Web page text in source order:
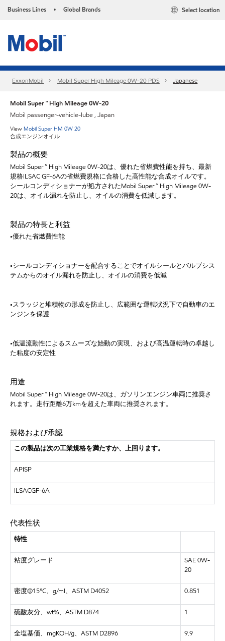
Business Lines • Global Brands Select location
ExxonMobil Mobil Super High Mileage 0W-20 PDS Japanese
Mobil Super ™ High Mileage 0W-20
Mobil passenger-vehicle-lube , Japan
View Mobil Super HM 0W 20
合成エンジンオイル
製品の概要
Mobil Super ™ High Mileage 0W-20は、優れた省燃費性能を持ち、最新
規格ILSAC GF-6Aの省燃費規格に合格した高性能な合成オイルです。
シールコンディショナーが処方されたMobil Super ™ High Mileage 0W-
20は、オイル漏れを防止し、オイルの消費を低減します。
製品の特長と利益
•優れた省燃費性能
•シールコンディショナーを配合することでオイルシールとバルブシス
テムからのオイル漏れを防止し、オイルの消費を低減
•スラッジと堆積物の形成を防止し、広範囲な運転状況下で自動車のエ
ンジンを保護
•低温流動性によるスムーズな始動の実現、および高温運転時の卓越し
た粘度の安定性
用途
Mobil Super ™ High Mileage 0W-20は、ガソリンエンジン車両に推奨さ
れます。走行距離6万kmを超えた車両に推奨されます。
規格および承認
この製品は次の工業規格を満たすか、上回ります。
APISP
ILSACGF-6A
代表性状
特性
粘度グレード
SAE 0W-
20
密度@15°C、g/ml、ASTM D4052 0.851
硫酸灰分、wt%、ASTM D874 1
全塩基価、mgKOH/g、ASTM D2896 9.9